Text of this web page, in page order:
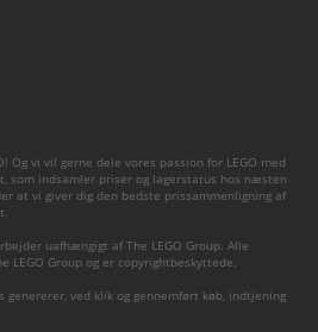
Og vi vil gerne dele vores passion for LEGO med
som indsamler priser og lagerstatus hos næsten
at vi giver dig den bedste prissammenligning af
uafhængigt af The LEGO Group. Alle
Group og er copyrightbeskyttede.
ved klik og gennemført køb, indtjening